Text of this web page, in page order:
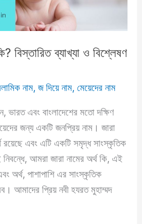
বিস্তারিত ব্যাখ্যা ও বিশ্লেষণ
নাম,জ দিয়ে নাম,মেয়েদের নাম
ভারত এবং বাংলাদেশের মতো দক্ষিণ
জন্য একটি জনপ্রিয় নাম। জারা
রয়েছে এবং এটি একটি সমৃদ্ধ সাংস্কৃতিক
আমরা জারা নামের অর্থ কি, এই
অর্থ, পাশাপাশি এর সাংস্কৃতিক
আমাদের প্রিয় নবী হযরত মুহাম্মদ